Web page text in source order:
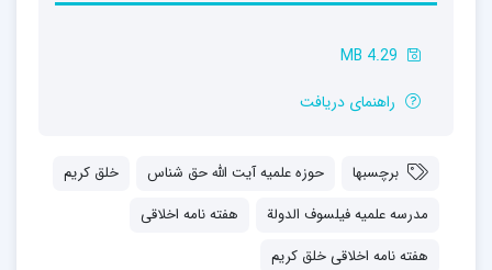
4.29 MB
راهنمای دریافت
برچسبها حوزه علمیه آیت الله حق شناس
خلق کریم
مدرسه علمیه فیلسوف الدولة
هفته نامه اخلاقی
هفته نامه اخلاقی خلق کریم